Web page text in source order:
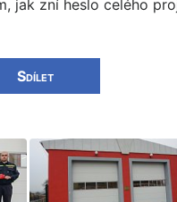
jak zní heslo celého
Sdílet